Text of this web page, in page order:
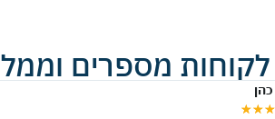
לקוחות מספרים
★
★
★